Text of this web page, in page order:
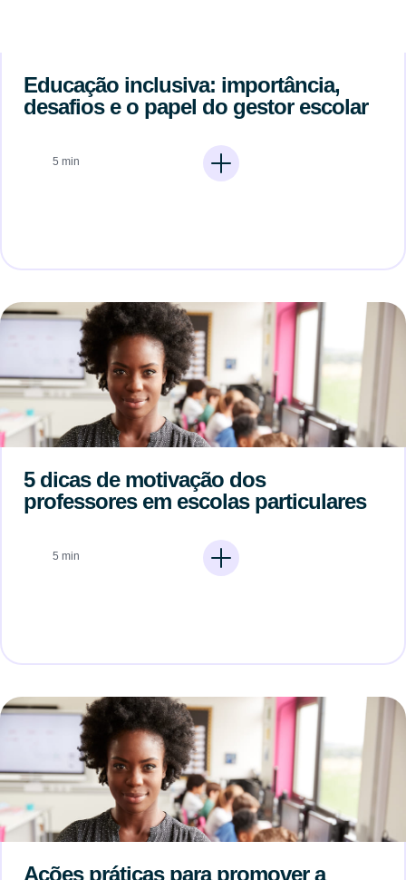
Educação inclusiva: importância,
desafios e o papel do gestor escolar
5 min
5 dicas de motivação dos
professores em escolas particulares
5 min
Ações práticas para promover a